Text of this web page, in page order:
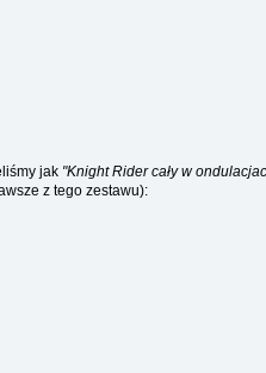
jak "Knight Rider cały w
z tego zestawu):